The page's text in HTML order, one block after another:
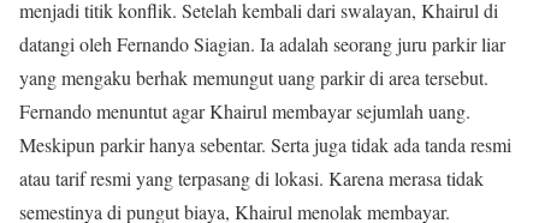
menjadi titik konflik. Setelah kembali dari swalayan, Khairul di
datangi oleh Fernando Siagian. Ia adalah seorang juru parkir liar
yang mengaku berhak memungut uang parkir di area tersebut.
Fernando menuntut agar Khairul membayar sejumlah uang.
Meskipun parkir hanya sebentar. Serta juga tidak ada tanda resmi
atau tarif resmi yang terpasang di lokasi. Karena merasa tidak
semestinya di pungut biaya, Khairul menolak membayar.